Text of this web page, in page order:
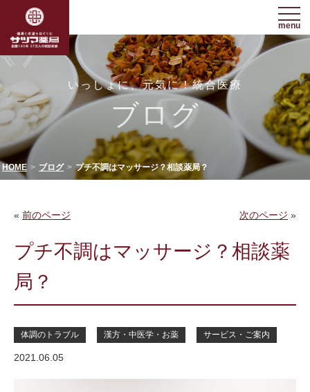
menu
いっしょに、元気に！統合医療
ブログ
HOME ブログ プチ不調はマッサージ？相談薬局？
« 前のページ 次のページ »
プチ不調はマッサージ？相談薬
局？
体調のトラブル 漢方・中医学・お薬 サービス・ご案内
2021.06.05